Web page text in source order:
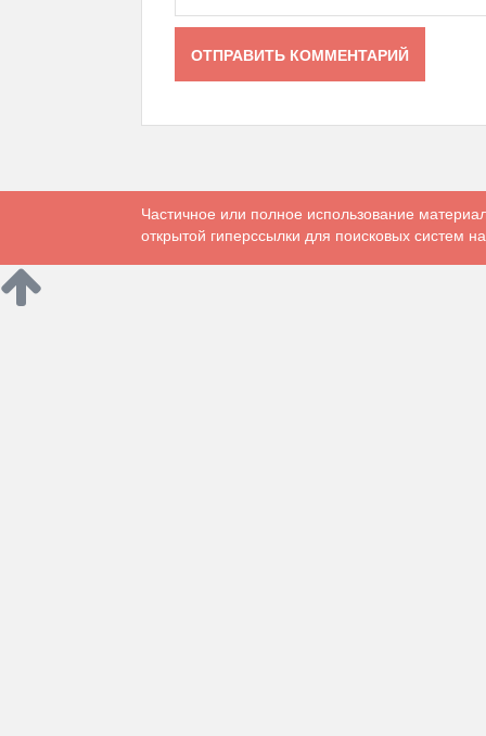
Частичное или полное использование
открытой гиперссылки для поисковых систем